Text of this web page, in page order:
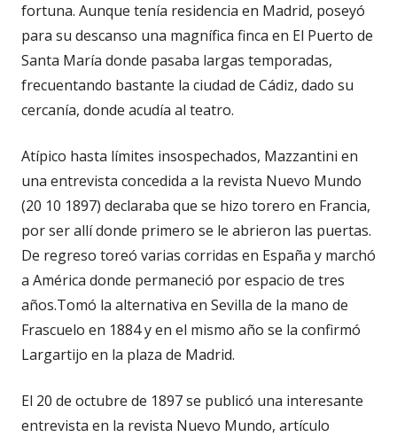
fortuna. Aunque tenía residencia en Madrid, poseyó
para su descanso una magnífica finca en El Puerto de
Santa María donde pasaba largas temporadas,
frecuentando bastante la ciudad de Cádiz, dado su
cercanía, donde acudía al teatro.
Atípico hasta límites insospechados, Mazzantini en
una entrevista concedida a la revista Nuevo Mundo
(20 10 1897) declaraba que se hizo torero en Francia,
por ser allí donde primero se le abrieron las puertas.
De regreso toreó varias corridas en España y marchó
a América donde permaneció por espacio de tres
años.Tomó la alternativa en Sevilla de la mano de
Frascuelo en 1884 y en el mismo año se la confirmó
Largartijo en la plaza de Madrid.
El 20 de octubre de 1897 se publicó una interesante
entrevista en la revista Nuevo Mundo, artículo